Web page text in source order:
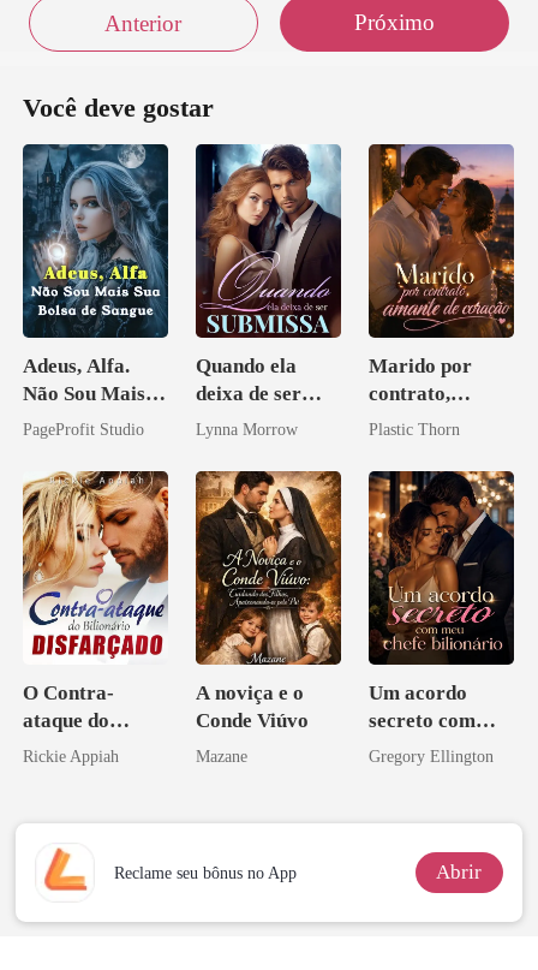
Anterior Próximo
Você deve gostar
Adeus, Alfa.
Não Sou Mais
Sua Bolsa de
PageProfit Studio
Quando ela
deixa de ser
submissa
Lynna Morrow
Marido por
contrato,
amante de
Plastic Thorn
O Contra-
ataque do
Bilionário
Rickie Appiah
A noviça e o
Conde Viúvo
Mazane
Um acordo
secreto com
meu chefe
Gregory Ellington
Reclame seu bônus no App Abrir